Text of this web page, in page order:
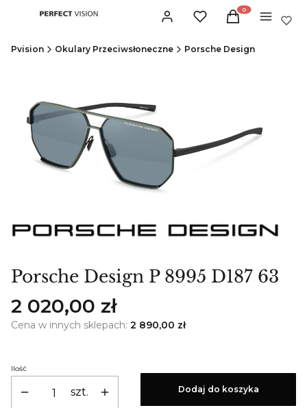
Zaloguj sięUlubione Produkty w
Koszyk Menu
Pvision Okulary Przeciwsłoneczne Porsche Design
Porsche Design P 8995 D187 63
Cena
2 020,00 zł
Cena w innych sklepach: 2 890,00 zł
Ilość
szt. Dodaj do koszyka